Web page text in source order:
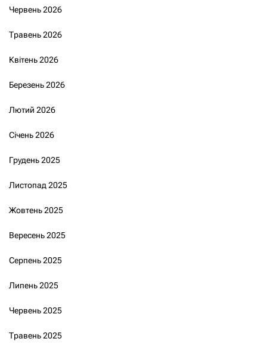
Червень 2026
Травень 2026
Квітень 2026
Березень 2026
Лютий 2026
Січень 2026
Грудень 2025
Листопад 2025
Жовтень 2025
Вересень 2025
Серпень 2025
Липень 2025
Червень 2025
Травень 2025